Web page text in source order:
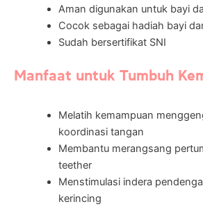
Aman digunakan untuk bayi
Cocok sebagai hadiah bayi
Sudah bersertifikat SNI
Manfaat untuk Tumbuh
Melatih kemampuan
koordinasi tangan
Membantu merangsang
teether
Menstimulasi indera
kerincing